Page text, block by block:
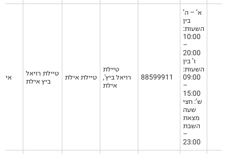
טיילת רויאל
ביץ אילת
טיילת אילת
טיילת
רויאל ביץ',
אילת
88599911
א’ – ה’
בין
השעות:
10:00
–
20:00
ו’ בין
השעות:
09:00
–
15:00
ש’: חצי
שעה
מצאת
השבת
–
23:00